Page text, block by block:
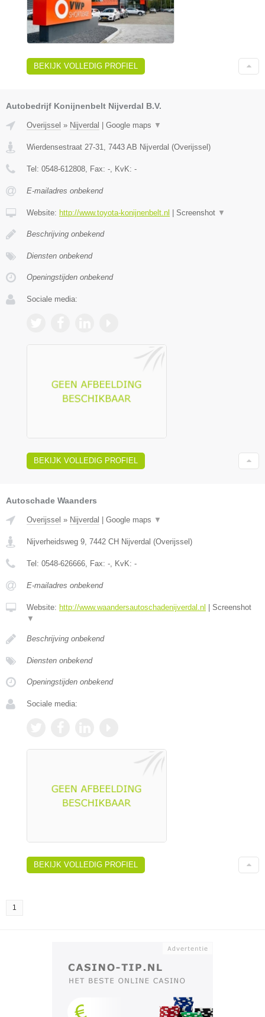
BEKIJK VOLLEDIG PROFIEL
Autobedrijf Konijnenbelt Nijverdal B.V.
Overijssel » Nijverdal Google maps ▼
Wierdensestraat 27-31 7443 AB Nijverdal (Overijssel )
Tel: 0548-612808 , Fax: - , KvK: -
E-mailadres onbekend
Website: http://www.toyota-konijnenbelt.nl Screenshot ▼
Beschrijving onbekend
Diensten onbekend
Openingstijden onbekend
Sociale media:
BEKIJK VOLLEDIG PROFIEL
Autoschade Waanders
Overijssel » Nijverdal | Google maps ▼
Nijverheidsweg 9 7442 CH Nijverdal (Overijssel)
Tel: 0548-626666 , Fax: - , KvK: -
E-mailadres onbekend
Website: http://www.waandersautoschadenijverdal.nl | Screenshot
▼
Beschrijving onbekend
Diensten onbekend
Openingstijden onbekend
Sociale media:
BEKIJK VOLLEDIG PROFIEL
1